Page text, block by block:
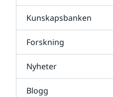
Kunskapsbanken
Forskning
Nyheter
Blogg